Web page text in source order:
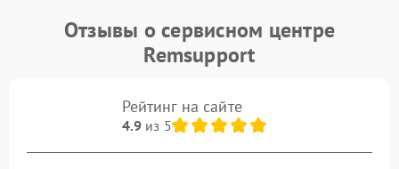
Отзывы о сервисном центре
Remsupport
Рейтинг на сайте
4.9из 5